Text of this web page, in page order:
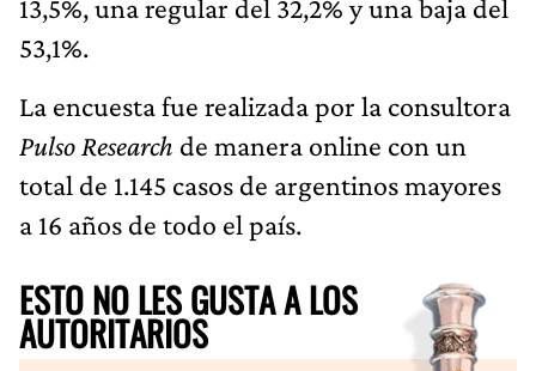
13,5%, una regular del 32,2% y una baja del
53,1%.
La encuesta fue realizada por la consultora
Pulso Research de manera online con un
total de 1.145 casos de argentinos mayores
a 16 años de todo el país.
ESTO NO LES GUSTA A LOS
AUTORITARIOS